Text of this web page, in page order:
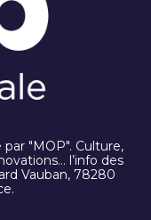
"MOP". Culture,
l’info des
Vauban, 78280